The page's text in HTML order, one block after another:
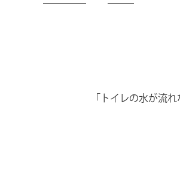
「トイレの水が流